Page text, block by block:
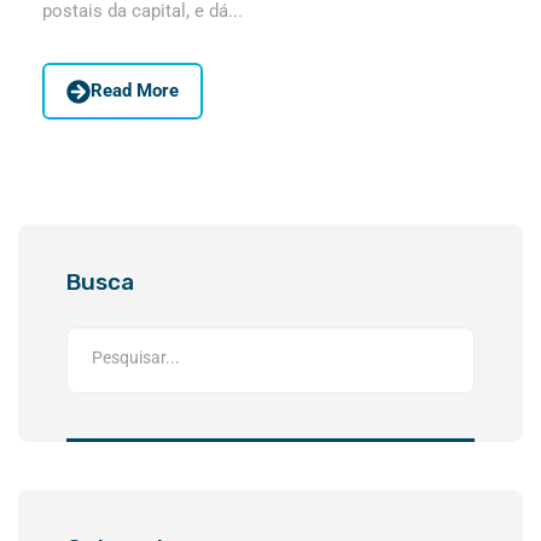
postais da capital, e dá...
Read More
Busca